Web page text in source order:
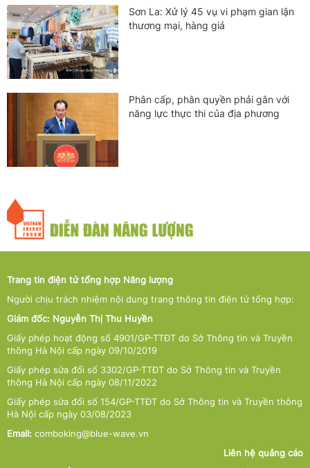
Sơn La: Xử lý 45 vụ vi phạm gian lận
thương mại, hàng giả
Phân cấp, phân quyền phải gắn với
năng lực thực thi của địa phương
Trang tin điện tử tổng hợp Năng lượng
Người chịu trách nhiệm nội dung trang thông tin điện tử tổng hợp:
Giám đốc: Nguyễn Thị Thu Huyền
Giấy phép hoạt động số 4901/GP-TTĐT do Sở Thông tin và Truyền
thông Hà Nội cấp ngày 09/10/2019
Giấy phép sửa đổi số 3302/GP-TTĐT do Sở Thông tin và Truyền
thông Hà Nội cấp ngày 08/11/2022
Giấy phép sửa đổi số 154/GP-TTĐT do Sở Thông tin và Truyền thông
Hà Nội cấp ngày 03/08/2023
Email: comboking@blue-wave.vn
Liên hệ quảng cáo